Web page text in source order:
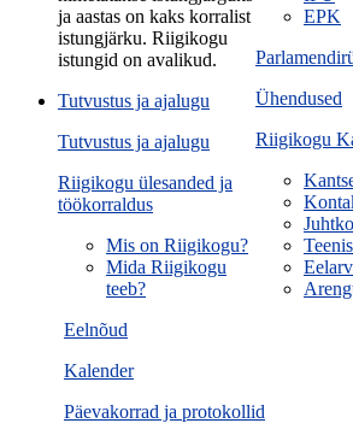
EPK
Ühendused
Riigikogu
ja aastas on kaks korralist
istungjärku. Riigikogu
istungid on avalikud.
Eelnõud
Kalender
Päevakorrad ja protokollid
Tutvustus ja ajalugu
Tutvustus ja ajalugu
Riigikogu ülesanded ja
töökorraldus
Mis on Riigikogu?
Mida Riigikogu
teeb?